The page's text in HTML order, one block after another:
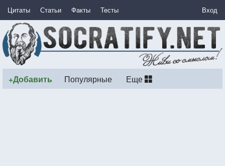
Цитаты Статьи Факты Тесты Вход
+Добавить Популярные Еще